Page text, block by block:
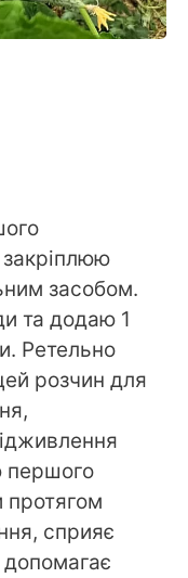
закріплюю
засобом.
та додаю 1
Ретельно
розчин для
першого
протягом
сприяє
допомагає